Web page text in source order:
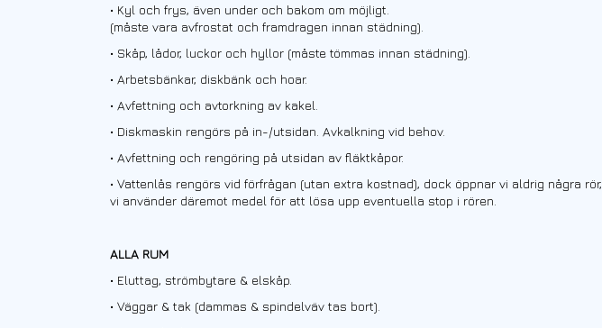
• Kyl och frys, även under och bakom om möjligt.
(måste vara avfrostat och framdragen innan städning).
• Skåp, lådor, luckor och hyllor (måste tömmas innan städning).
• Arbetsbänkar, diskbänk och hoar.
• Avfettning och avtorkning av kakel.
• Diskmaskin rengörs på in-/utsidan. Avkalkning vid behov.
• Avfettning och rengöring på utsidan av fläktkåpor.
• Vattenlås rengörs vid förfrågan (utan extra kostnad), dock öppnar vi aldrig några rör,
vi använder däremot medel för att lösa upp eventuella stop i rören.
ALLA RUM
• Eluttag, strömbytare & elskåp.
• Väggar & tak (dammas & spindelväv tas bort).